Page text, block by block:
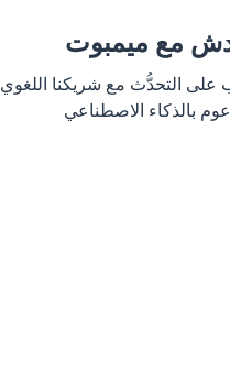
مع ميمبوت
على التحدُّث مع شريكنا اللغوي
بالذكاء الاصطناعي